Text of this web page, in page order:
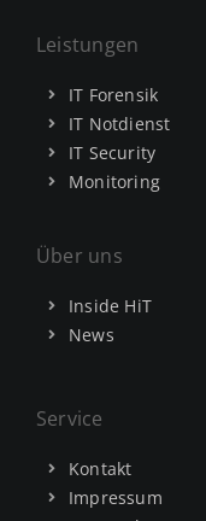
Leistungen
IT Forensik
IT Notdienst
IT Security
Monitoring
Über uns
Inside HiT
News
Service
Kontakt
Impressum